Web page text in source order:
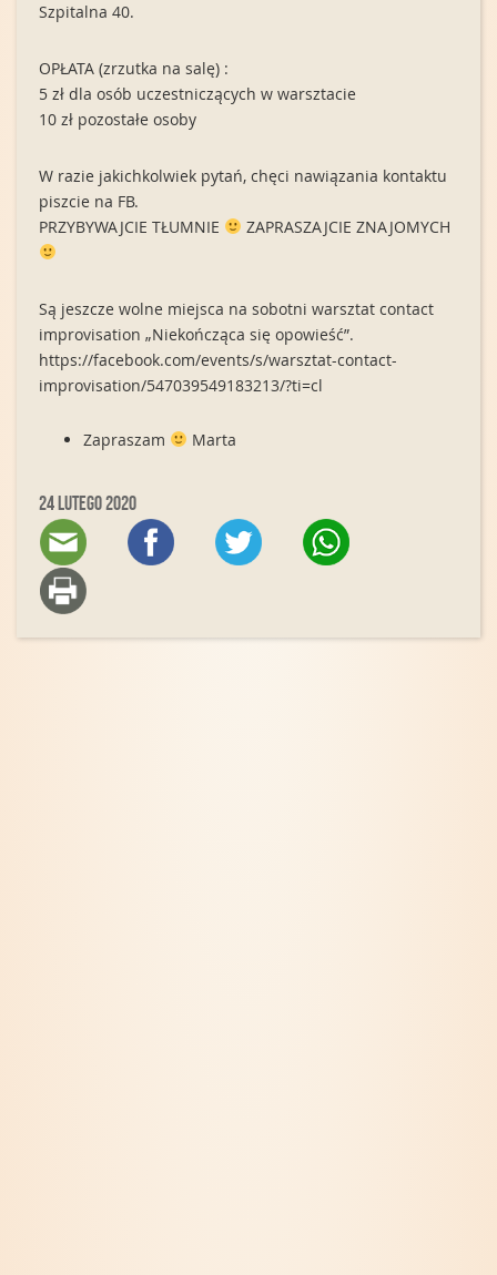
Szpitalna 40.
OPŁATA (zrzutka na salę) :
5 zł dla osób uczestniczących w warsztacie
10 zł pozostałe osoby
W razie jakichkolwiek pytań, chęci nawiązania kontaktu
piszcie na FB.
PRZYBYWAJCIE TŁUMNIE
ZAPRASZAJCIE ZNAJOMYCH
Są jeszcze wolne miejsca na sobotni warsztat contact
improvisation „Niekończąca się opowieść”.
https://facebook.com/events/s/warsztat-contact-
improvisation/547039549183213/?ti=cl
Zapraszam Marta
24 lutego 2020